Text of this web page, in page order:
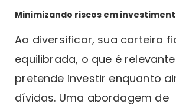
Minimizando riscos em
Ao diversificar, sua carteira
equilibrada, o que é
pretende investir enquanto
dívidas. Uma abordagem de